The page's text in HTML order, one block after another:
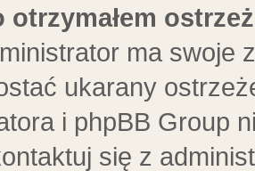
otrzymałem
ma swoje
ukarany
i phpBB Group
się z